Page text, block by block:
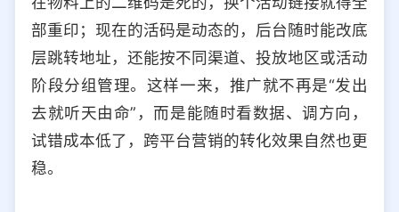
部重印；现在的活码是动态的，后台随时能改底
层跳转地址，还能按不同渠道、投放地区或活动
阶段分组管理。这样一来，推广就不再是“发出
去就听天由命”，而是能随时看数据、调方向，
试错成本低了，跨平台营销的转化效果自然也更
稳。